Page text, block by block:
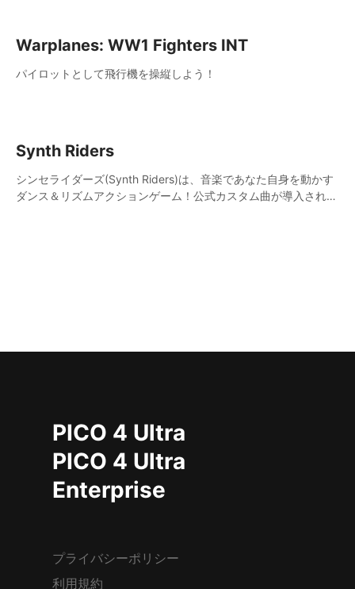
Warplanes: WW1 Fighters INT
パイロットとして飛行機を操縦しよう！
Synth Riders
シンセライダーズ(Synth Riders)は、音楽であなた自身を動かす
ダンス＆リズムアクションゲーム！公式カスタム曲が導入されて
PICO 4 Ultra
PICO 4 Ultra
Enterprise
プライバシーポリシー
利用規約